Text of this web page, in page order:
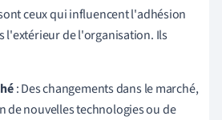
ceux qui influencent l'adhésion
l'extérieur de l'organisation. Ils
: Des changements dans le marché,
de nouvelles technologies ou de